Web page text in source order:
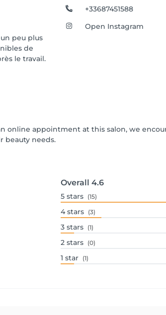
peu plus
de
le travail.
+33687451588
Open Instagram
online appointment at this salon, we
beauty needs.
Overall 4.6
5 stars (15)
4 stars (3)
3 stars (1)
2 stars (0)
1 star (1)